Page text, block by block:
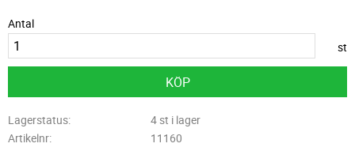
Antal
st
KÖP
Lagerstatus
4 st i lager
Artikelnr
11160